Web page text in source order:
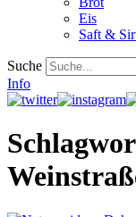
Eis
Saft &
Suche
Info